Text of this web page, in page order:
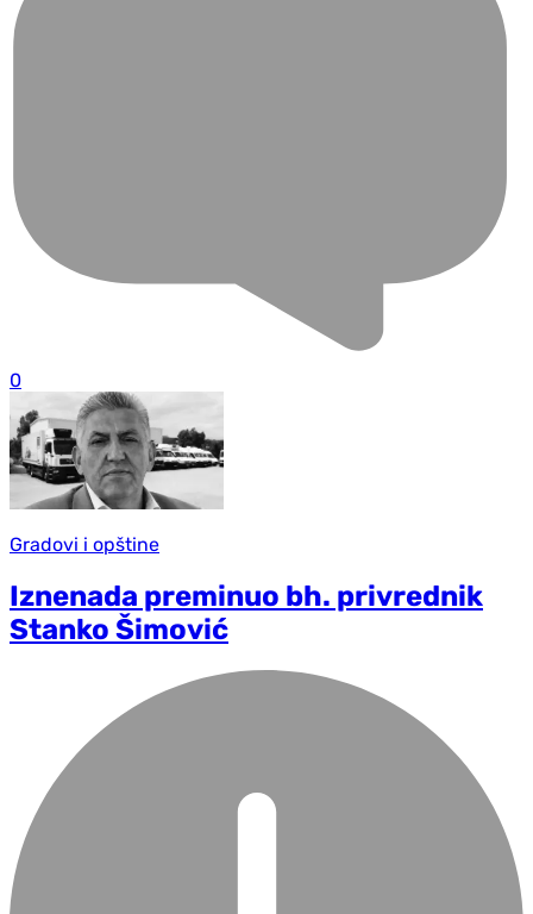
0
Gradovi i opštine
Iznenada preminuo bh. privrednik
Stanko Šimović